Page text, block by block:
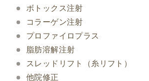
ボトックス注射
コラーゲン注射
プロファイロプラス
脂肪溶解注射
スレッドリフト（糸リフト）
他院修正